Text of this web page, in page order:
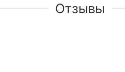
Отзывы